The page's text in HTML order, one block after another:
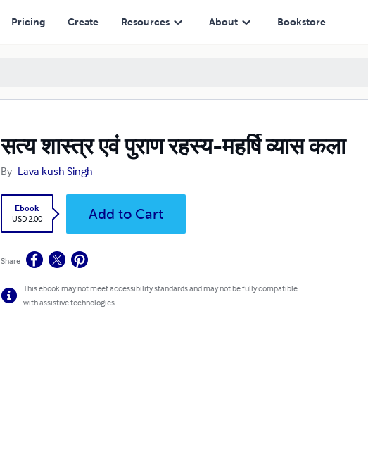
Pricing Create Resources About Bookstore
सत्य शास्त्र एवं पुराण रहस्य-महर्षि व्यास कला
By Lava kush Singh
Ebook
USD 2.00
Add to Cart
Share
This ebook may not meet accessibility standards and may not be fully compatible
with assistive technologies.